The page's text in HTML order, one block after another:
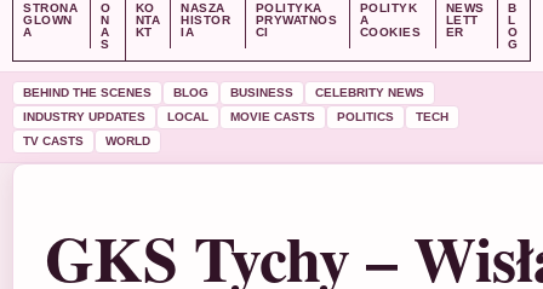
STRONA
GLOWN
A
O
N
A
S
KO
NTA
KT
NASZA
HISTOR
IA
POLITYKA
PRYWATNOS
CI
POLITYK
A
COOKIES
NEWS
LETT
ER
B
L
O
G
BEHIND THE SCENES BLOG BUSINESS
CELEBRITY NEWS
INDUSTRY UPDATES
LOCAL MOVIE CASTS POLITICS
TECH
TV CASTS
WORLD
GKS Tychy –